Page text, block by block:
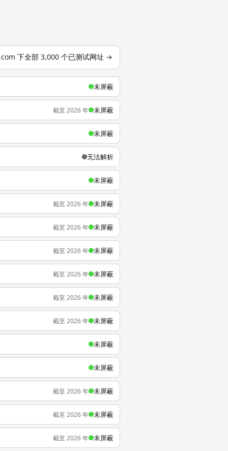
下全部 3,000 个已测试网址 →
未屏蔽
截至 2026 年 未屏蔽
未屏蔽
无法解析
未屏蔽
截至 2026 年 未屏蔽
截至 2026 年 未屏蔽
截至 2026 年 未屏蔽
截至 2026 年 未屏蔽
截至 2026 年 未屏蔽
截至 2026 年 未屏蔽
未屏蔽
未屏蔽
截至 2026 年 未屏蔽
截至 2026 年 未屏蔽
截至 2026 年 未屏蔽